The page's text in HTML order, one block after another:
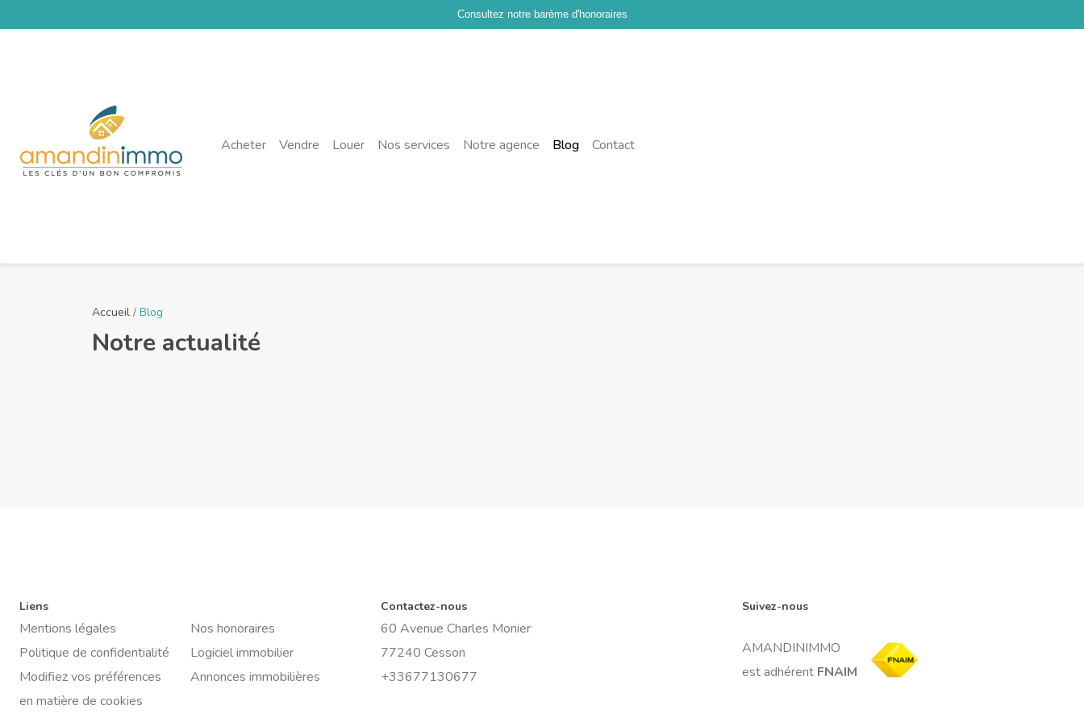
Consultez notre barème d'honoraires
Acheter Vendre Louer Nos services Notre agence Blog Contact
Accueil / Blog
Notre actualité
Liens
Mentions légales
Politique de confidentialité
Modifiez vos préférences
en matière de cookies
Nos honoraires
Logiciel immobilier
Annonces immobilières
Contactez-nous
60 Avenue Charles Monier
77240 Cesson
+33677130677
Suivez-nous
AMANDINIMMO
est adhérent FNAIM